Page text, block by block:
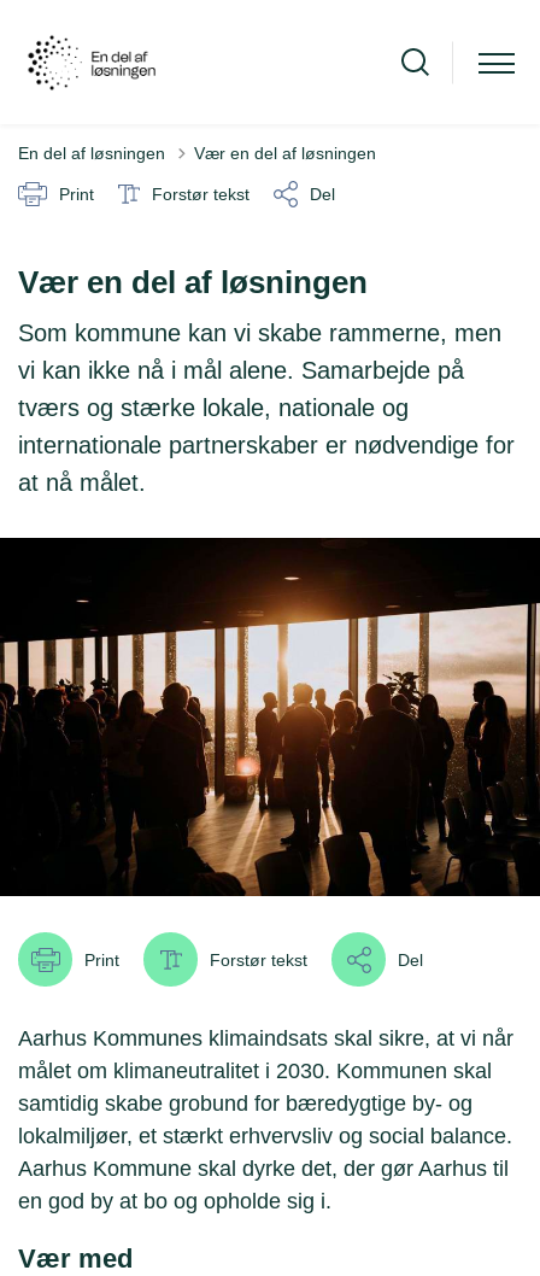
En del af løsningen Vær en del af løsningen
Print Forstør tekst Del
Vær en del af løsningen
Som kommune kan vi skabe rammerne, men
vi kan ikke nå i mål alene. Samarbejde på
tværs og stærke lokale, nationale og
internationale partnerskaber er nødvendige for
at nå målet.
Print Forstør tekst Del
Aarhus Kommunes klimaindsats skal sikre, at vi når
målet om klimaneutralitet i 2030. Kommunen skal
samtidig skabe grobund for bæredygtige by- og
lokalmiljøer, et stærkt erhvervsliv og social balance.
Aarhus Kommune skal dyrke det, der gør Aarhus til
en god by at bo og opholde sig i.
Vær med